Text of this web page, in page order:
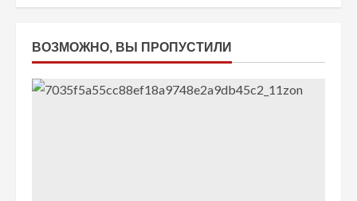
ВОЗМОЖНО, ВЫ ПРОПУСТИЛИ